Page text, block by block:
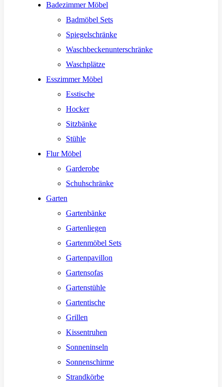
Badezimmer Möbel
Badmöbel Sets
Spiegelschränke
Waschbeckenunterschränke
Waschplätze
Esszimmer Möbel
Esstische
Hocker
Sitzbänke
Stühle
Flur Möbel
Garderobe
Schuhschränke
Garten
Gartenbänke
Gartenliegen
Gartenmöbel Sets
Gartenpavillon
Gartensofas
Gartenstühle
Gartentische
Grillen
Kissentruhen
Sonneninseln
Sonnenschirme
Strandkörbe